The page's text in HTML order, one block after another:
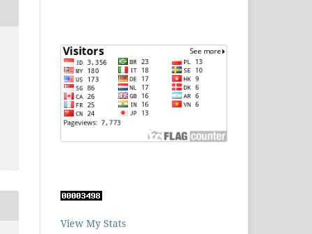
View My Stats